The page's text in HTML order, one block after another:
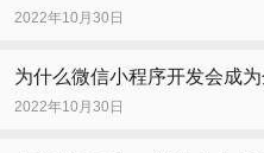
2022年10月30日
为什么微信小程序开发会成
2022年10月30日